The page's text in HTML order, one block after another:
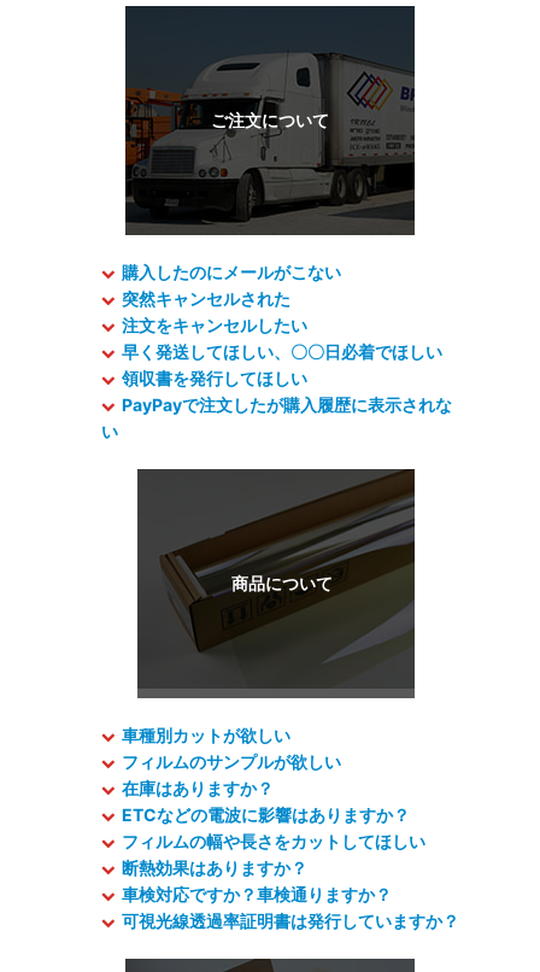
購入したのにメールがこない
突然キャンセルされた
注文をキャンセルしたい
早く発送してほしい、〇〇日必着でほしい
領収書を発行してほしい
PayPayで注文したが購入履歴に表示されな
い
車種別カットが欲しい
フィルムのサンプルが欲しい
在庫はありますか？
ETCなどの電波に影響はありますか？
フィルムの幅や長さをカットしてほしい
断熱効果はありますか？
車検対応ですか？車検通りますか？
可視光線透過率証明書は発行していますか？